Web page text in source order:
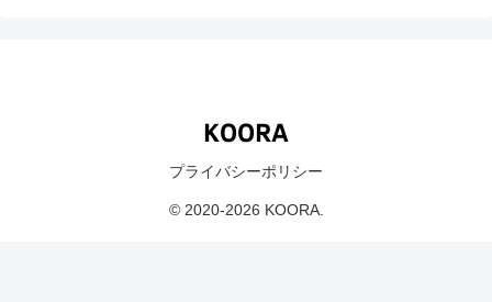
プライバシーポリシー
© 2020-2026 KOORA.